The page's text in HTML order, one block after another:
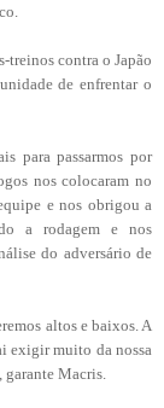
treinos contra o Japão
de enfrentar o
para passarmos por
nos colocaram no
e nos obrigou a
a rodagem e nos
do adversário de
altos e baixos. A
exigir muito da nossa
Macris.